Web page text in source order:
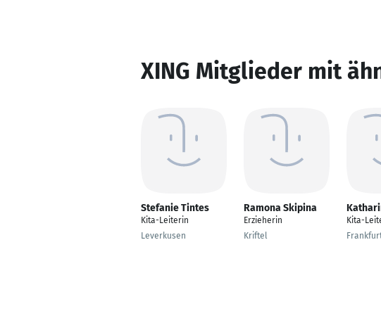
XING Mitglieder mit
Stefanie Tintes
Kita-Leiterin
Leverkusen
Ramona Skipina
Erzieherin
Kriftel
Kita-